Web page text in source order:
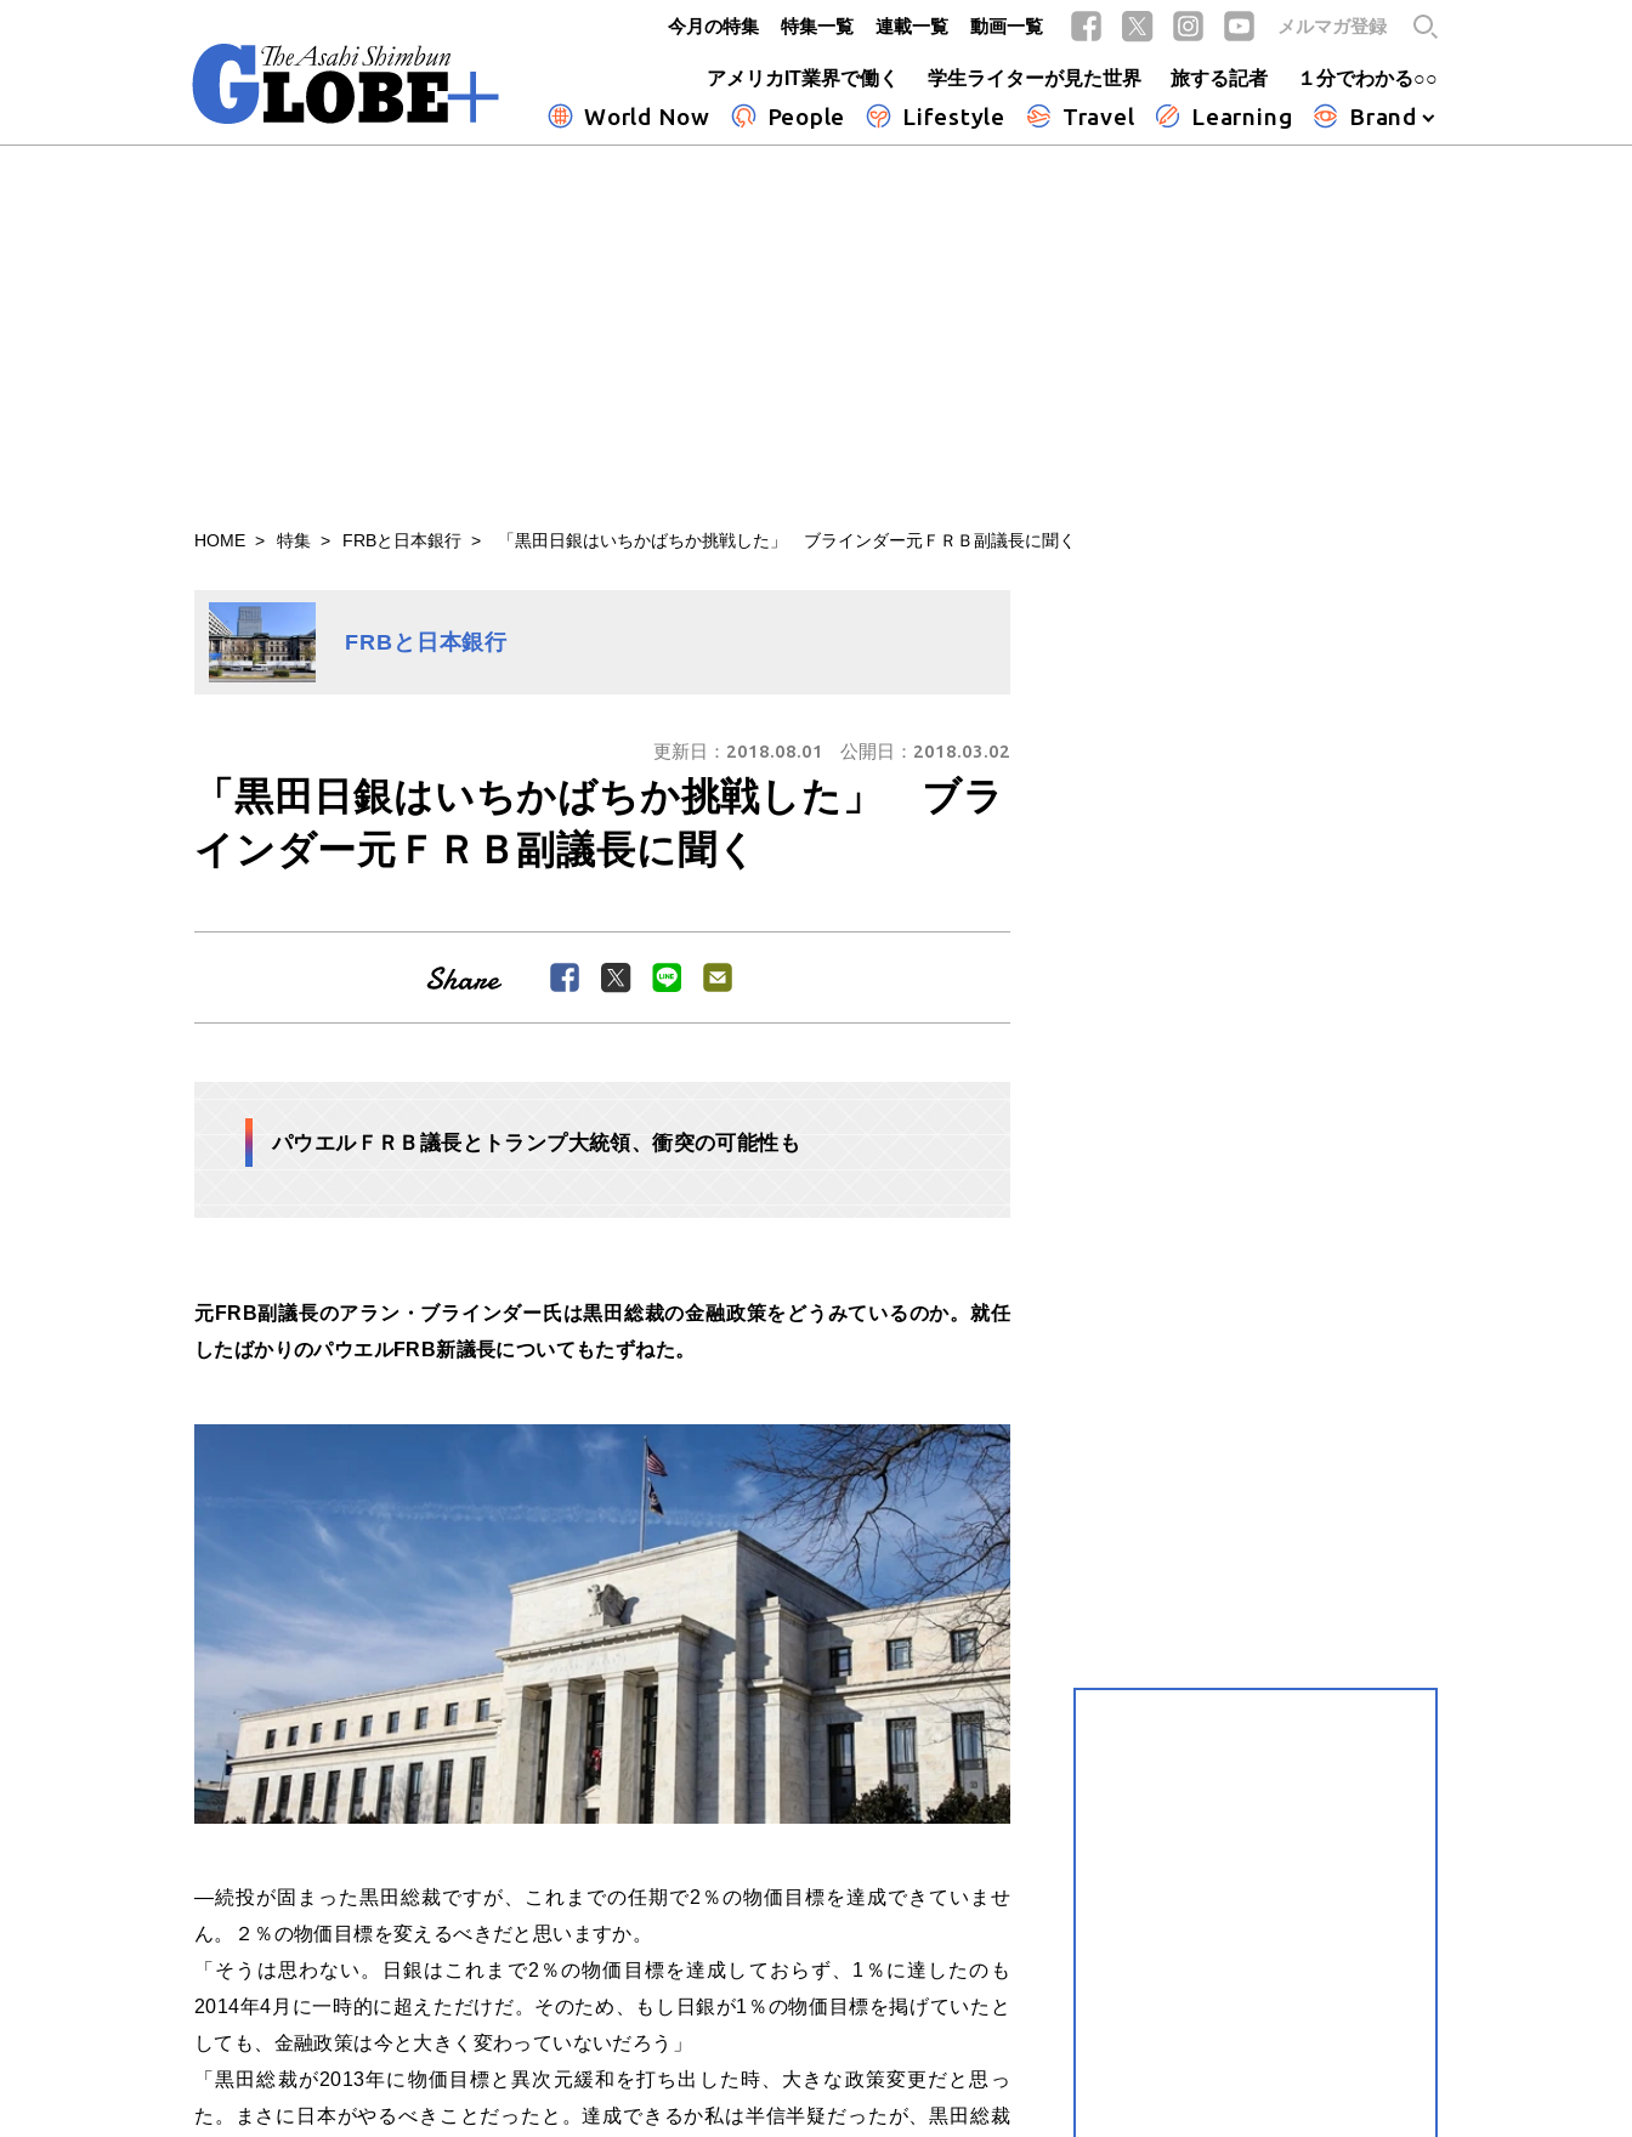
アメリカIT業界で働く
学生ライターが見た世界 旅する記者 １分でわかる○○
World Now People Lifestyle Travel Learning Brand
今月の特集 特集一覧 連載一覧 動画一覧 メルマガ登録
HOME 特集 FRBと日本銀行 「黒田日銀はいちかばちか挑戦した」 ブラインダー元ＦＲＢ副議長に聞く
FRBと日本銀行
「黒田日銀はいちかばちか挑戦した」 ブラ
インダー元ＦＲＢ副議長に聞く
更新日： 2018.08.01 公開日： 2018.03.02
パウエルＦＲＢ議長とトランプ大統領、衝突の可能性も
元FRB副議長のアラン・ブラインダー氏は黒田総裁の金融政策をどうみているのか。就任
したばかりのパウエルFRB新議長についてもたずねた。
―続投が固まった黒田総裁ですが、これまでの任期で2％の物価目標を達成できていませ
ん。２％の物価目標を変えるべきだと思いますか。
「そうは思わない。日銀はこれまで2％の物価目標を達成しておらず、1％に達したのも
2014年4月に一時的に超えただけだ。そのため、もし日銀が1％の物価目標を掲げていたと
しても、金融政策は今と大きく変わっていないだろう」
「黒田総裁が2013年に物価目標と異次元緩和を打ち出した時、大きな政策変更だと思っ
た。まさに日本がやるべきことだったと。達成できるか私は半信半疑だったが、黒田総裁